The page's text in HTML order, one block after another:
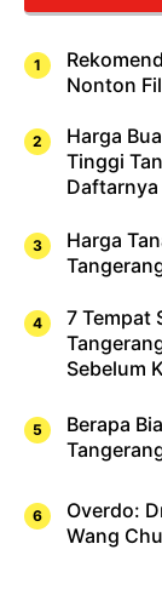
Nonton
Harga
Tinggi
Daftarnya
Harga
7 Tempat
Sebelum
Berapa
Overdo:
Wang